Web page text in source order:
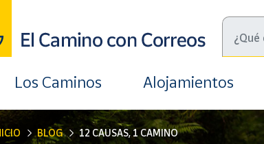
Los Caminos Alojamientos
BLOG 12 CAUSAS, 1 CAMINO